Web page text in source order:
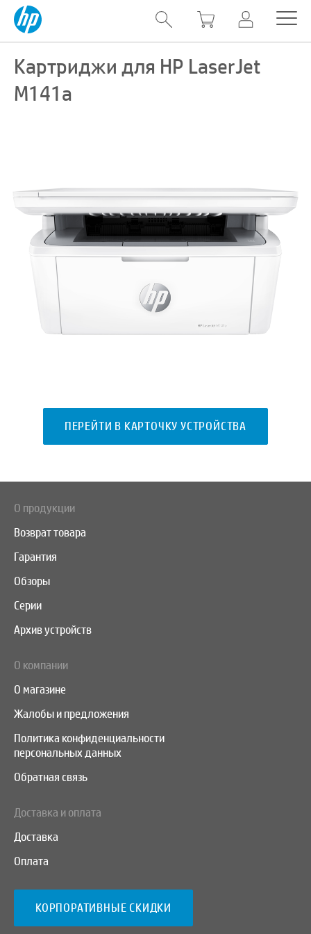
Картриджи для HP LaserJet
M141a
ПЕРЕЙТИ В КАРТОЧКУ УСТРОЙСТВА
О продукции
Возврат товара
Гарантия
Обзоры
Серии
Архив устройств
О компании
О магазине
Жалобы и предложения
Политика конфиденциальности
персональных данных
Обратная связь
Доставка и оплата
Доставка
Оплата
КОРПОРАТИВНЫЕ СКИДКИ